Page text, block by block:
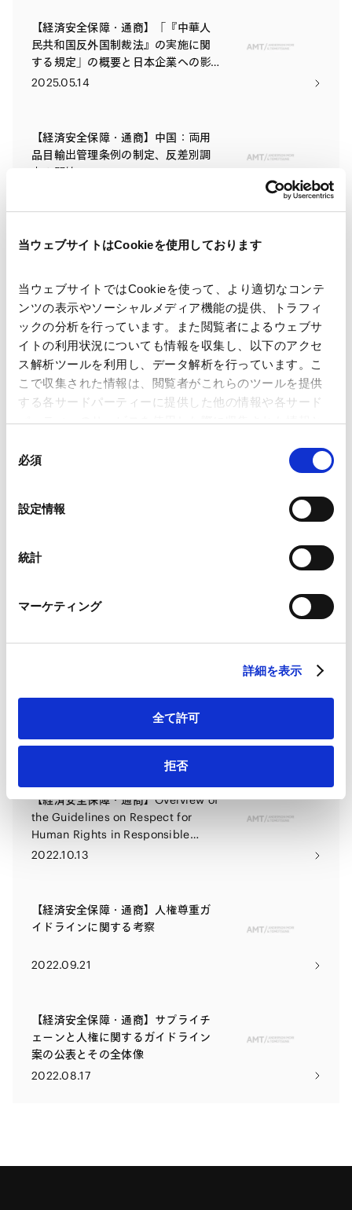
当ウェブサイトはCookieを使用しております
当ウェブサイトではCookieを使って、より適切なコンテ
ンツの表示やソーシャルメディア機能の提供、トラフィ
ックの分析を行っています。また閲覧者によるウェブサ
イトの利用状況についても情報を収集し、以下のアクセ
ス解析ツールを利用し、データ解析を行っています。こ
こで収集された情報は、閲覧者がこれらのツールを提供
する各サードパーティーに提供した他の情報や各サード
パーティーのサービスを使用した際に収集された情報と
ことがあります。
Google Analytics利用規約（
Marketo
外部サイト）
LinkedIn プライバシーポリシー（
HubSpot プライバシーポリシー（外部サイト）
必須
設定情報
統計
マーケティング
詳細を表示
全て許可
拒否
【経済安全保障・通商】「『中華人
民共和国反外国制裁法』の実施に関
する規定」の概要と日本企業への影
響
2025.05.14
【経済安全保障・通商】中国：両用
品目輸出管理条例の制定、反差別調
査の開始
【経済安全保障・通商】欧州コーポ
ー・ディリジェンス指令の採択
2024.05.16
【経済安全保障・通商】EUの
Corporate Sustainability Due
Diligence指令案の概要と暫定合意の
公表
【経済安全保障・通商】
Plan Promoting Responsible
重のための実務参照資料」の公表
2022.10.13
【経済安全保障・通商】Overview of
the Guidelines on Respect for
Human Rights in Responsible
Supply Chains
2022.10.13
【経済安全保障・通商】人権尊重ガ
イドラインに関する考察
2022.09.21
【経済安全保障・通商】サプライチ
ェーンと人権に関するガイドライン
案の公表とその全体像
2022.08.17